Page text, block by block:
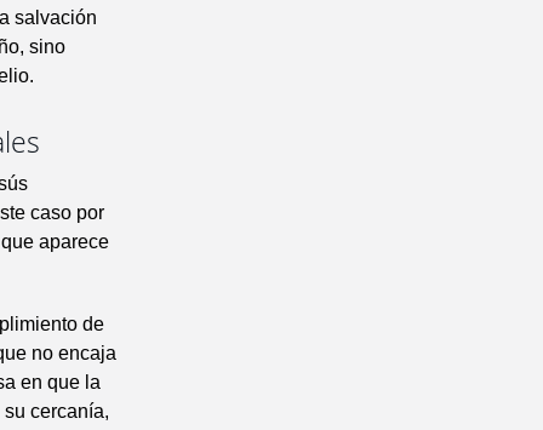
salvación
sino
caso por
aparece
de
no encaja
en que la
cercanía,